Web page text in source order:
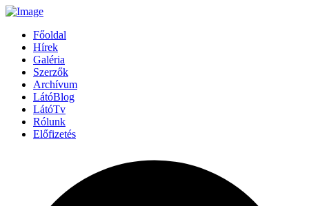
Főoldal
Hírek
Galéria
Szerzők
Archívum
LátóBlog
LátóTv
Rólunk
Előfizetés